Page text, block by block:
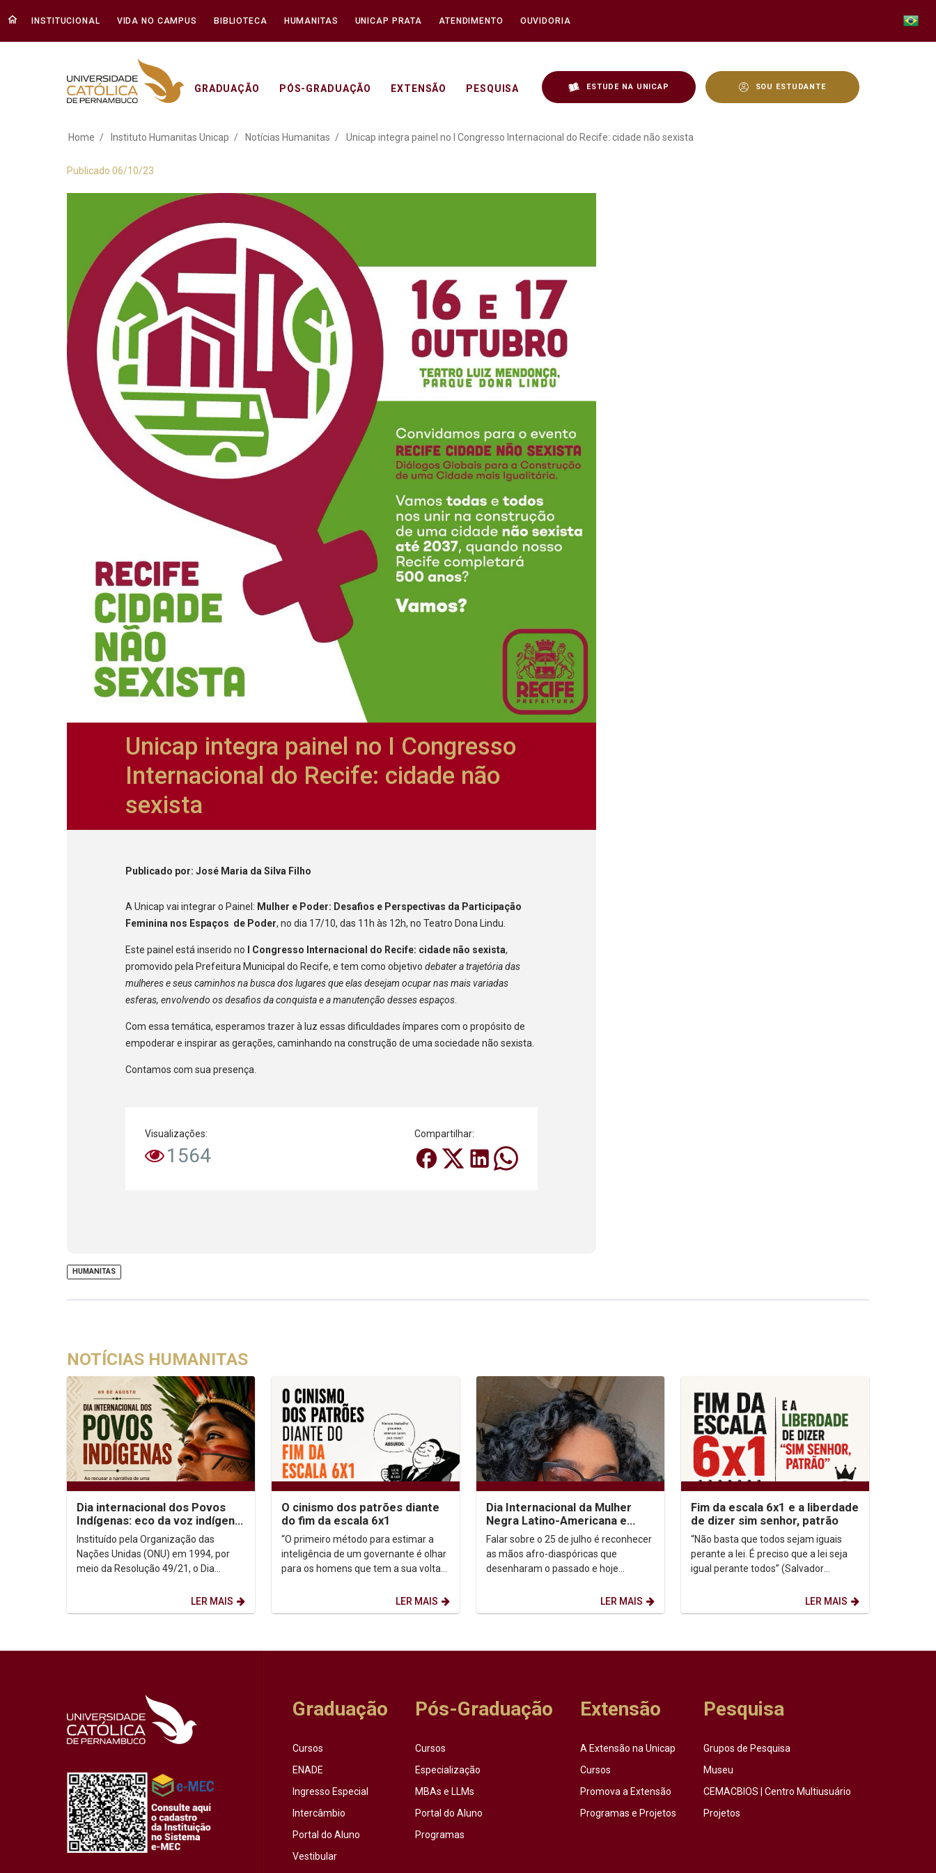
INSTITUCIONAL VIDA NO CAMPUS BIBLIOTECA HUMANITAS UNICAP PRATA ATENDIMENTO OUVIDORIA
GRADUAÇÃO PÓS-GRADUAÇÃO EXTENSÃO PESQUISA ESTUDE NA UNICAP SOU ESTUDANTE
Unicap integra painel no I Congresso Internacional do Recife: cidade
Home Instituto Humanitas Unicap Notícias Humanitas Unicap integra painel no I Congresso Internacional do Recife: cidade não sexista
Publicado 06/10/23
Unicap integra painel no I Congresso
Internacional do Recife: cidade não
sexista
Publicado por: José Maria da Silva Filho
A Unicap vai integrar o Painel: Mulher e Poder: Desafios e Perspectivas da Participação
Feminina nos Espaços de Poder, no dia 17/10, das 11h às 12h, no Teatro Dona Lindu.
Este painel está inserido no I Congresso Internacional do Recife: cidade não sexista,
promovido pela Prefeitura Municipal do Recife, e tem como objetivodebater a trajetória das
mulheres e seus caminhos na busca dos lugares que elas desejam ocupar nas mais variadas
esferas, envolvendo os desafios da conquista e a manutenção desses espaços
Com essa temática, esperamos trazer à luz essas dificuldades ímpares com o propósito de
empoderar e inspirar as gerações, caminhando na construção de uma sociedade não sexista.
Contamos com sua presença.
Visualizações:
1564
Compartilhar:
HUMANITAS
NOTÍCIAS HUMANITAS
Dia internacional dos Povos
Indígenas: eco da voz indígena
no contexto urbano
Instituído pela Organização das
Nações Unidas (ONU) em 1994, por
meio da Resolução 49/21, o Dia
de agosto) firma-se como...LER MAIS
O cinismo dos patrões diante
do fim da escala 6x1
“O primeiro método para estimar a
inteligência de um governante é olhar
para os homens que tem a sua volta”.
LER MAIS
Dia Internacional da Mulher
Negra Latino-Americana e
Caribenha
Falar sobre o 25 de julho é reconhecer
as mãos afro-diaspóricas que
desenharam o passado e hoje
LER MAIS
Fim da escala 6x1 e a liberdade
de dizer sim senhor, patrão
“Não basta que todos sejam iguais
perante a lei. É preciso que a lei seja
igual perante todos” (Salvador
LER MAIS
Graduação
Cursos
ENADE
Ingresso Especial
Intercâmbio
Portal do Aluno
Vestibular
Pós-Graduação
Cursos
Especialização
MBAs e LLMs
Portal do Aluno
Programas
Extensão
A Extensão na Unicap
Cursos
Promova a Extensão
Programas e Projetos
Pesquisa
Grupos de Pesquisa
Museu
CEMACBIOS | Centro Multiusuário
Projetos